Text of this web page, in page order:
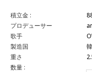
積立金 :
プロデューサー
歌手
製造国
重さ
数量 :